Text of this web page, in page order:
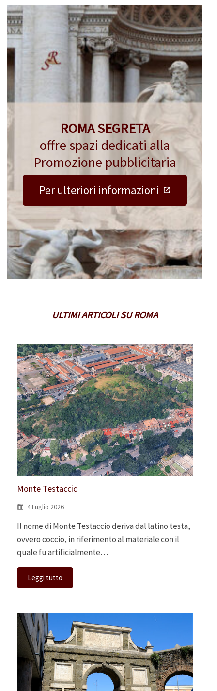
ROMA SEGRETA
offre spazi dedicati alla
Promozione pubblicitaria
Per ulteriori informazioni
ULTIMI ARTICOLI SU ROMA
Monte Testaccio
4 Luglio 2026
Il nome di Monte Testaccio deriva dal latino testa,
ovvero coccio, in riferimento al materiale con il
quale fu artificialmente…
Leggi tutto